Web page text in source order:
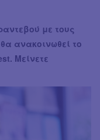
με τους
ανακοινωθεί το
Μείνετε